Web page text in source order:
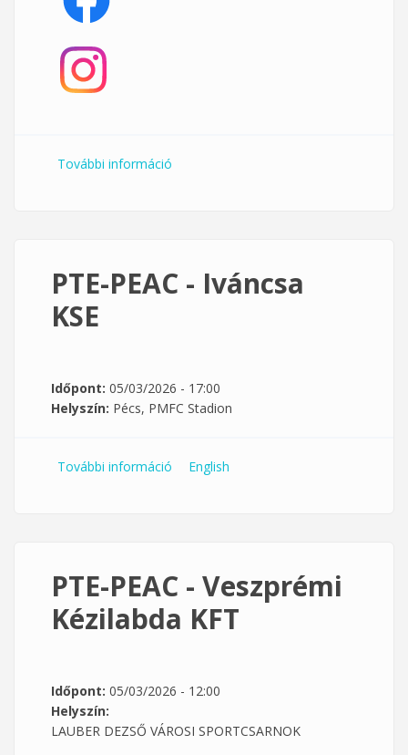
További információ
PTE-PEAC - Iváncsa
KSE
Időpont: 05/03/2026 - 17:00
Helyszín: Pécs, PMFC Stadion
További információ PTE-PEAC - Iváncsa KSE tartalommal
English
PTE-PEAC - Veszprémi
Kézilabda KFT
Időpont: 05/03/2026 - 12:00
Helyszín:
LAUBER DEZSŐ VÁROSI SPORTCSARNOK